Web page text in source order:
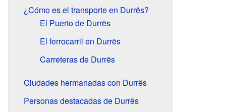
¿Cómo es el transporte en Durrës?
El Puerto de Durrës
El ferrocarril en Durrës
Carreteras de Durrës
Ciudades hermanadas con Durrës
Personas destacadas de Durrës